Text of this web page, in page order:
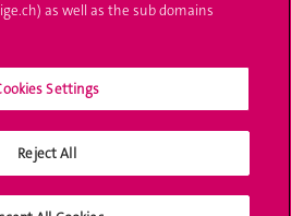
as well as the sub domains
Settings
Reject All